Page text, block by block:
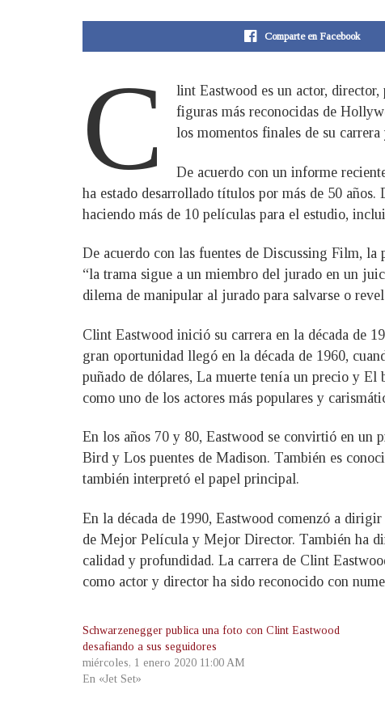
Comparte en Facebook
C
lint Eastwood es un actor,
figuras más reconocidas de
los momentos finales de su
De acuerdo con un informe
ha estado desarrollado títulos por más de 50
haciendo más de 10 películas para el estudio,
De acuerdo con las fuentes de Discussing Film,
“la trama sigue a un miembro del jurado en un
dilema de manipular al jurado para salvarse o
Clint Eastwood inició su carrera en la década de
gran oportunidad llegó en la década de 1960,
puñado de dólares, La muerte tenía un precio y
como uno de los actores más populares y
En los años 70 y 80, Eastwood se convirtió en
Bird y Los puentes de Madison. También es
también interpretó el papel principal.
En la década de 1990, Eastwood comenzó a
de Mejor Película y Mejor Director. También ha
calidad y profundidad. La carrera de Clint
como actor y director ha sido reconocido con
Schwarzenegger publica una foto con Clint Eastwood
desafiando a sus seguidores
miércoles, 1 enero 2020 11:00 AM
En «Jet Set»